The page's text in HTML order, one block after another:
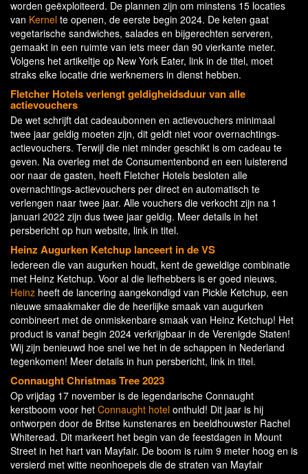
worden geëxploiteerd. De plannen zijn om minstens 15 locaties
van Kernel te openen, de eerste begin 2024. De keten gaat
vegetarische sandwiches, salades en bijgerechten serveren,
gemaakt in een ruimte van iets meer dan 90 vierkante meter.
Volgens het artikeltje op New York Eater, link in de titel, moet
straks elke locatie drie werknemers in dienst hebben.
Fletcher Hotels verlengt geldigheidsduur van alle
actievouchers
De wet schrijft dat cadeaubonnen en actievouchers minimaal
twee jaar geldig moeten zijn, dit geldt niet voor overnachtings-
actievouchers. Terwijl die niet minder geschikt is om cadeau te
geven. Na overleg met de Consumentenbond en een luisterend
oor naar de gasten, heeft Fletcher Hotels besloten alle
overnachtings-actievouchers per direct en automatisch te
verlengen naar twee jaar. Alle vouchers die verkocht zijn na 1
januari 2022 zijn dus twee jaar geldig. Meer details in het
persbericht op hun website, link in titel.
Heinz Augurken Ketchup lanceert in de VS
Iedereen die van augurken houdt, kent de geweldige combinatie
met Heinz Ketchup. Voor al die liefhebbers is er goed nieuws.
Heinz heeft de lancering aangekondigd van Pickle Ketchup, een
nieuwe smaakmaker die de heerlijke smaak van augurken
combineert met de onmiskenbare smaak van Heinz Ketchup! Het
product is vanaf begin 2024 verkrijgbaar in de Verenigde Staten!
Wij zijn benieuwd hoe snel we het in de schappen in Nederland
tegenkomen! Meer details in hun persbericht, link in titel.
Connaught Christmas Tree 2023
Op vrijdag 17 november is de legendarische Connaught
kerstboom voor het Connaught hotel onthuld! Dit jaar is hij
ontworpen door de Britse kunstenares en beeldhouwster Rachel
Whiteread. Dit markeert het begin van de feestdagen in Mount
Street in het hart van Mayfair. De boom is ruim 9 meter hoog en is
versierd met witte neonhoepels die de straten van Mayfair